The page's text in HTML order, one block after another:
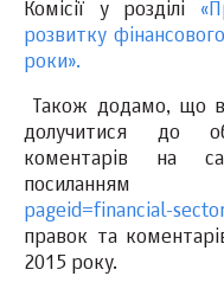
Комісії у розділі
розвитку
роки».
Також додамо, що
долучитися до
коментарів на
посиланням
pageid=financial-
правок та
2015 року.